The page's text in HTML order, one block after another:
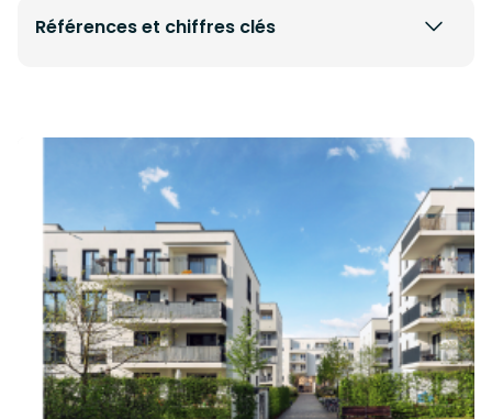
Références et chiffres clés